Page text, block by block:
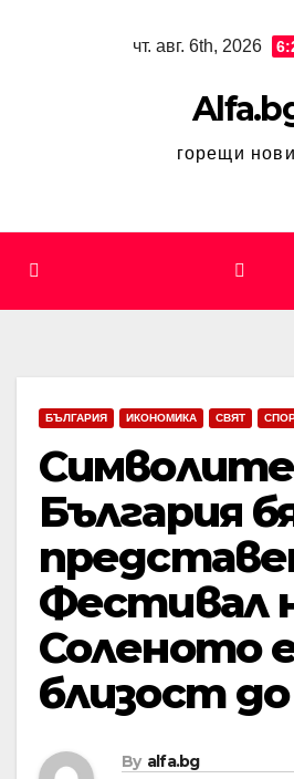
чт. авг. 6th, 2026
горещи
БЪЛГАРИЯ ИКОНОМИКА СВЯТ
България
Фестивал
Соленото
близост
By alfa.bg